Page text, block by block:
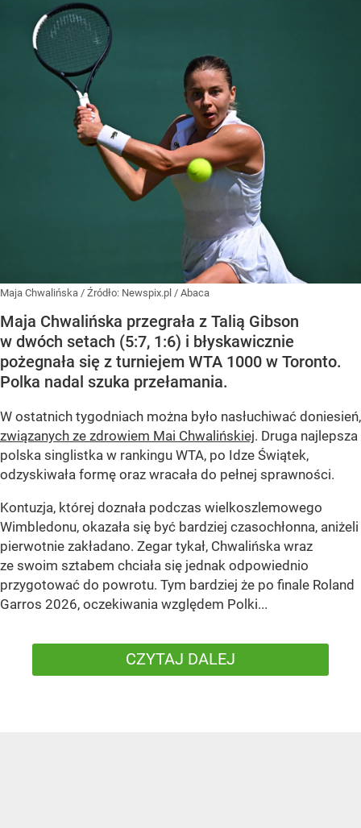
Maja Chwalińska / Źródło: Newspix.pl / Abaca
Maja Chwalińska przegrała z Talią Gibson
w dwóch setach (5:7, 1:6) i błyskawicznie
pożegnała się z turniejem WTA 1000 w Toronto.
Polka nadal szuka przełamania.
W ostatnich tygodniach można było nasłuchiwać doniesień,
związanych ze zdrowiem Mai Chwalińskiej. Druga najlepsza
polska singlistka w rankingu WTA, po Idze Świątek,
odzyskiwała formę oraz wracała do pełnej sprawności.
Kontuzja, której doznała podczas wielkoszlemowego
Wimbledonu, okazała się być bardziej czasochłonna, aniżeli
pierwotnie zakładano. Zegar tykał, Chwalińska wraz
ze swoim sztabem chciała się jednak odpowiednio
przygotować do powrotu. Tym bardziej że po finale Roland
Garros 2026, oczekiwania względem Polki...
CZYTAJ DALEJ